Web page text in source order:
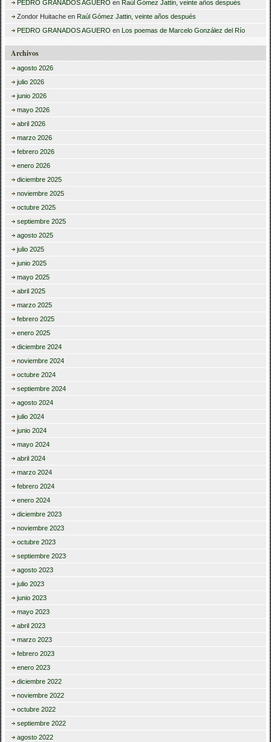
PEDRO GRANADOS AGUERO en Raúl Gómez Jattin, veinte años después
Zondor Huitache en Raúl Gómez Jattin, veinte años después
PEDRO GRANADOS AGUERO en Los poemas de Marcelo González del Río
Archivos
agosto 2026
julio 2026
junio 2026
mayo 2026
abril 2026
marzo 2026
febrero 2026
enero 2026
diciembre 2025
noviembre 2025
octubre 2025
septiembre 2025
agosto 2025
julio 2025
junio 2025
mayo 2025
abril 2025
marzo 2025
febrero 2025
enero 2025
diciembre 2024
noviembre 2024
octubre 2024
septiembre 2024
agosto 2024
julio 2024
junio 2024
mayo 2024
abril 2024
marzo 2024
febrero 2024
enero 2024
diciembre 2023
noviembre 2023
octubre 2023
septiembre 2023
agosto 2023
julio 2023
junio 2023
mayo 2023
abril 2023
marzo 2023
febrero 2023
enero 2023
diciembre 2022
noviembre 2022
octubre 2022
septiembre 2022
agosto 2022